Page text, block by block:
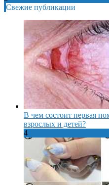
Свежие публикации
В чем состоит первая
взрослых и детей?
4